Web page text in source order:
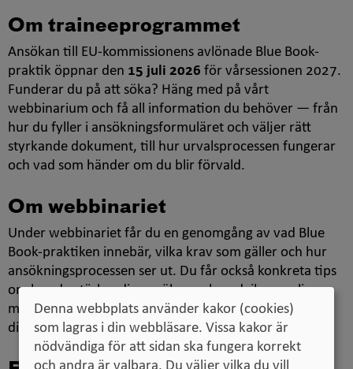
Om traineeprogrammet
Ansökan till EU-kommissionens avlönade Blue Book-
praktik öppnar den 15 juli 2026 för vårsessionen 2027.
Funderar du på att söka? Häng med på vårt
webbinarium och få all information du behöver — från
hur du fyller i ansökningsformuläret och väljer rätt
styrkande dokument, till hur urvalsprocessen fungerar
och vad som händer om du blir förvald.
Om webbinariet
Under webbinariet får du en genomgång av vad Blue
Book-praktiken innebär, vilka krav som gäller och hur
ansökningsprocessen ser ut. Du får också konkreta tips
om hur du stärker din ansökan och undviker vanliga
misstag — samt möjlighet att ställa dina egna frågor
direkt till experterna.
Denna webbplats använder kakor (cookies)
som lagras i din webbläsare. Vissa kakor är
nödvändiga för att sidan ska fungera korrekt
och andra är valbara. Du väljer vilka du vill